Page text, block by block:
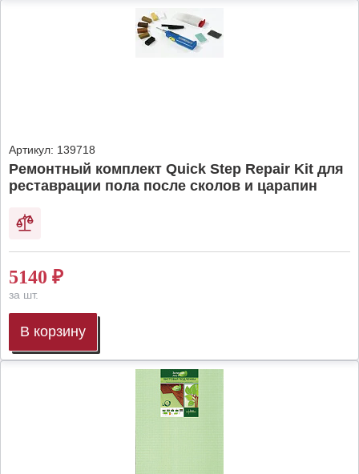
Артикул: 139718
Ремонтный комплект Quick Step Repair Kit для
реставрации пола после сколов и царапин
5140 ₽
за шт.
В корзину